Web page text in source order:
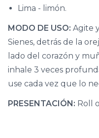
Lima - limón.
MODO DE USO: Agite
Sienes, detrás de la
lado del corazón y
inhale 3 veces
use cada vez que lo
PRESENTACIÓN: Roll